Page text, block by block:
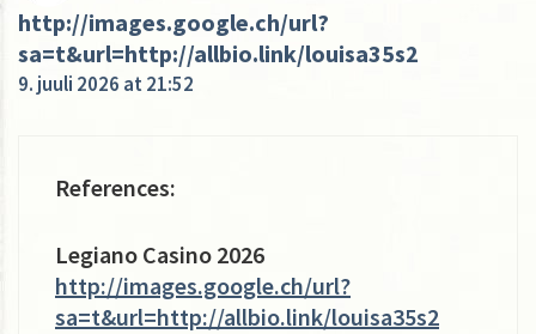
http://images.google.ch/url?
sa=t&url=http://allbio.link/louisa35s2
9. juuli 2026 at 21:52
References:
Legiano Casino 2026
http://images.google.ch/url?
sa=t&url=http://allbio.link/louisa35s2